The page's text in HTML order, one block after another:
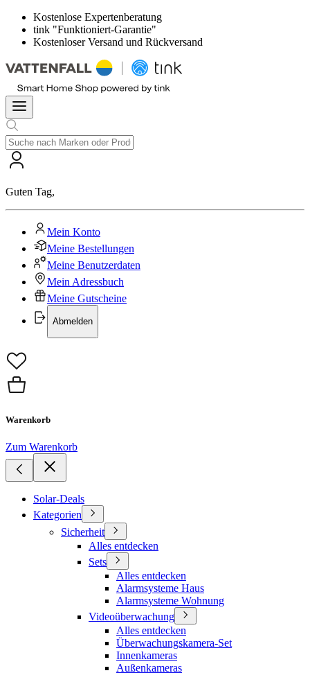
Kostenlose Expertenberatung
tink "Funktioniert-Garantie"
Kostenloser Versand und Rückversand
Guten Tag,
Mein Konto
Meine Bestellungen
Meine Benutzerdaten
Mein Adressbuch
Meine Gutscheine
Abmelden
Warenkorb
Zum Warenkorb
Solar-Deals
Kategorien
Sicherheit
Alles entdecken
Sets
Alles entdecken
Alarmsysteme Haus
Alarmsysteme Wohnung
Videoüberwachung
Alles entdecken
Überwachungskamera-Set
Innenkameras
Außenkameras